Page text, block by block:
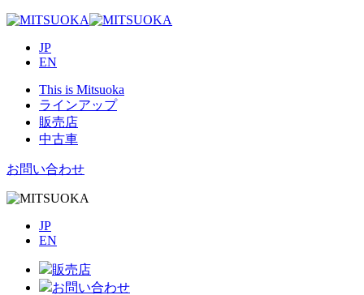
JP
EN
This is Mitsuoka
ラインアップ
販売店
中古車
お問い合わせ
JP
EN
販売店
お問い合わせ